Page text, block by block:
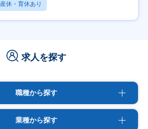
産休・育休あり
求人を探す
職種から探す
業種から探す